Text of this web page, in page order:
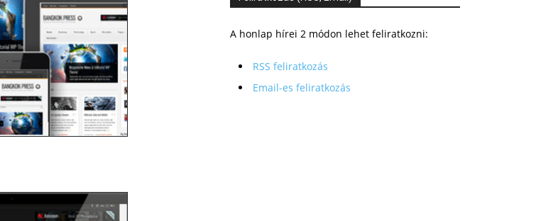
A honlap hírei 2 módon lehet feliratkozni:
RSS feliratkozás
Email-es feliratkozás